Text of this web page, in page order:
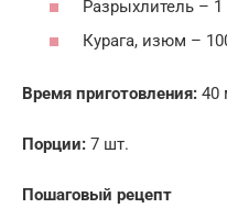
Разрыхлитель – 1
Курага, изюм –
Время приготовления: 40
Порции: 7 шт.
Пошаговый рецепт